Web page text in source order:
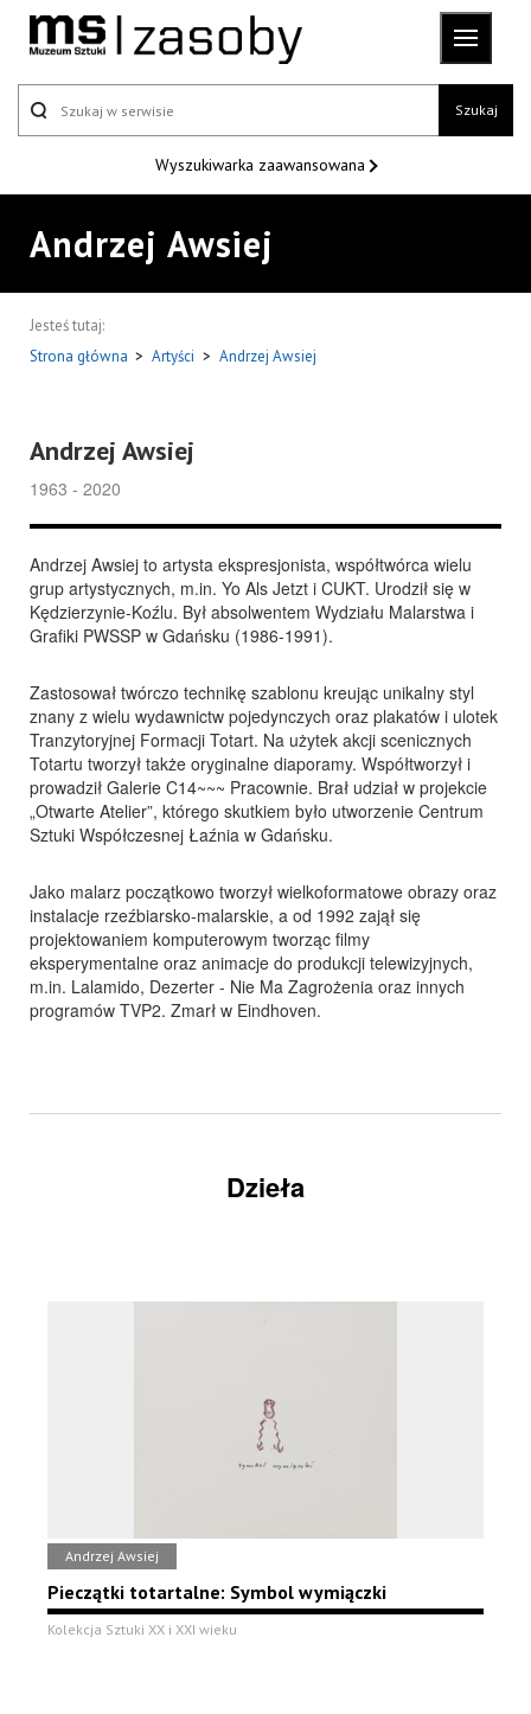
Szukaj
Wyszukiwarka zaawansowana
Andrzej Awsiej
Jesteś tutaj:
Strona główna > Artyści > Andrzej Awsiej
Andrzej Awsiej
1963 - 2020
Andrzej Awsiej to artysta ekspresjonista, współtwórca wielu
grup artystycznych, m.in. Yo Als Jetzt i CUKT. Urodził się w
Kędzierzynie-Koźlu. Był absolwentem Wydziału Malarstwa i
Grafiki PWSSP w Gdańsku (1986-1991).
Zastosował twórczo technikę szablonu kreując unikalny styl
znany z wielu wydawnictw pojedynczych oraz plakatów i ulotek
Tranzytoryjnej Formacji Totart. Na użytek akcji scenicznych
Totartu tworzył także oryginalne diaporamy. Współtworzył i
prowadził Galerie C14~~~ Pracownie. Brał udział w projekcie
„Otwarte Atelier”, którego skutkiem było utworzenie Centrum
Sztuki Współczesnej Łaźnia w Gdańsku.
Jako malarz początkowo tworzył wielkoformatowe obrazy oraz
instalacje rzeźbiarsko-malarskie, a od 1992 zajął się
projektowaniem komputerowym tworząc filmy
eksperymentalne oraz animacje do produkcji telewizyjnych,
m.in. Lalamido, Dezerter - Nie Ma Zagrożenia oraz innych
programów TVP2. Zmarł w Eindhoven.
Dzieła
Andrzej Awsiej
Pieczątki totartalne: Symbol wymiączki
Kolekcja Sztuki XX i XXI wieku